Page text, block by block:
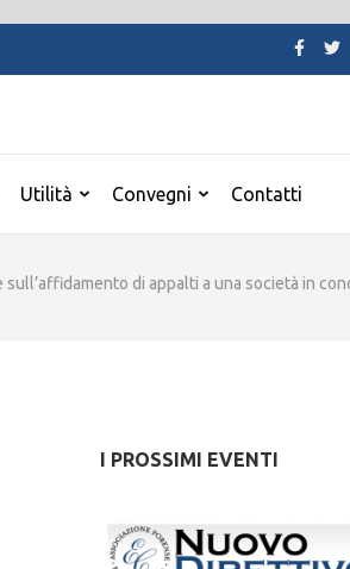
Utilità Convegni Contatti
di appalti a una società in
I PROSSIMI EVENTI